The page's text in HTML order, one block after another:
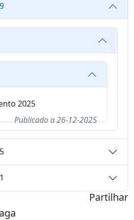
2025
Publicado a26-12-2025
Partilhar